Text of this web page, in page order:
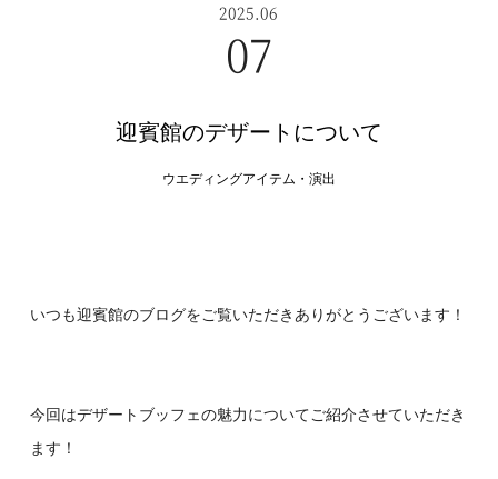
2025.06
07
迎賓館のデザートについて
ウエディングアイテム・演出
いつも迎賓館のブログをご覧いただきありがとうございます！
今回はデザートブッフェの魅力についてご紹介させていただき
ます！